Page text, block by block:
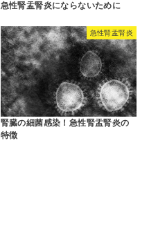
急性腎盂腎炎にならないために
急性腎盂腎炎
腎臓の細菌感染！急性腎盂腎炎の
特徴